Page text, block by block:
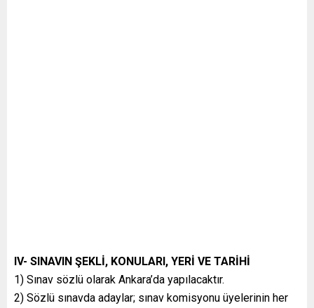
IV- SINAVIN ŞEKLİ, KONULARI, YERİ VE TARİHİ
1) Sınav sözlü olarak Ankara’da yapılacaktır.
2) Sözlü sınavda adaylar; sınav komisyonu üyelerinin her